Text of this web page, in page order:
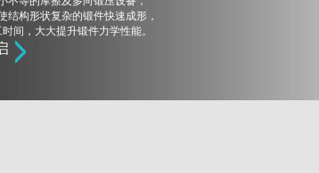
结构形状复杂的锻件快速成形，
间，大大提升锻件力学性能。